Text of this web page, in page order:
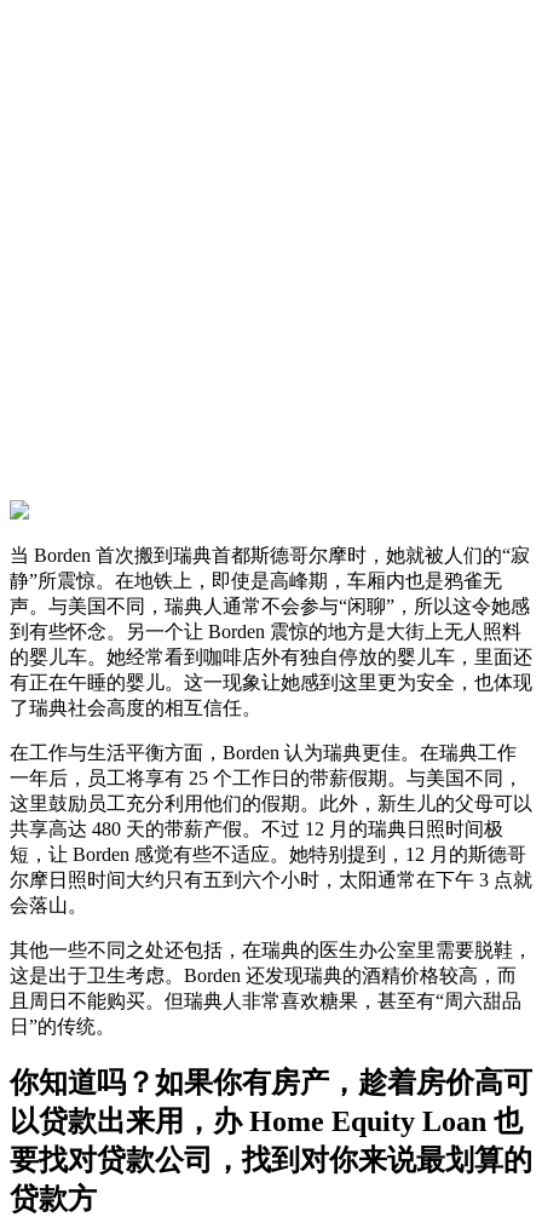
当 Borden 首次搬到瑞典首都斯德哥尔摩时，她就被人们的“寂
静”所震惊。在地铁上，即使是高峰期，车厢内也是鸦雀无
声。与美国不同，瑞典人通常不会参与“闲聊”，所以这令她感
到有些怀念。另一个让 Borden 震惊的地方是大街上无人照料
的婴儿车。她经常看到咖啡店外有独自停放的婴儿车，里面还
有正在午睡的婴儿。这一现象让她感到这里更为安全，也体现
了瑞典社会高度的相互信任。
在工作与生活平衡方面，Borden 认为瑞典更佳。在瑞典工作
一年后，员工将享有 25 个工作日的带薪假期。与美国不同，
这里鼓励员工充分利用他们的假期。此外，新生儿的父母可以
共享高达 480 天的带薪产假。不过 12 月的瑞典日照时间极
短，让 Borden 感觉有些不适应。她特别提到，12 月的斯德哥
尔摩日照时间大约只有五到六个小时，太阳通常在下午 3 点就
会落山。
其他一些不同之处还包括，在瑞典的医生办公室里需要脱鞋，
这是出于卫生考虑。Borden 还发现瑞典的酒精价格较高，而
且周日不能购买。但瑞典人非常喜欢糖果，甚至有“周六甜品
日”的传统。
你知道吗？如果你有房产，趁着房价高可
以贷款出来用，办 Home Equity Loan 也
要找对贷款公司，找到对你来说最划算的
贷款方